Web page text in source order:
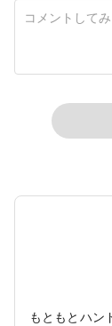
もともとハン